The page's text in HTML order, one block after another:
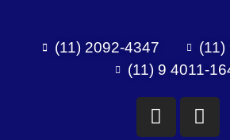
(11) 2092-4347
(11)
(11) 9 4011-